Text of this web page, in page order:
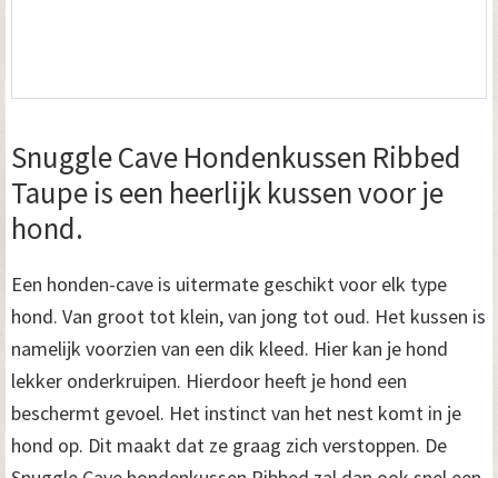
Snuggle Cave Hondenkussen Ribbed
Taupe is een heerlijk kussen voor je
hond.
Een honden-cave is uitermate geschikt voor elk type
hond. Van groot tot klein, van jong tot oud. Het kussen is
namelijk voorzien van een dik kleed. Hier kan je hond
lekker onderkruipen. Hierdoor heeft je hond een
beschermt gevoel. Het instinct van het nest komt in je
hond op. Dit maakt dat ze graag zich verstoppen. De